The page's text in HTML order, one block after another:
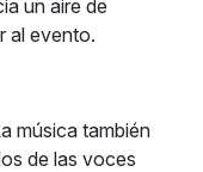
un aire de
al evento.
música también
de las voces